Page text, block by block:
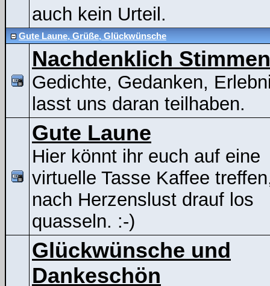
auch kein Urteil.
Gute Laune, Grüße, Glückwünsche
Nachdenklich
Gedichte, Gedanken,
lasst uns daran teilhaben.
Gute Laune
Hier könnt ihr euch auf eine
virtuelle Tasse Kaffee
nach Herzenslust drauf los
quasseln. :-)
Glückwünsche und
Dankeschön